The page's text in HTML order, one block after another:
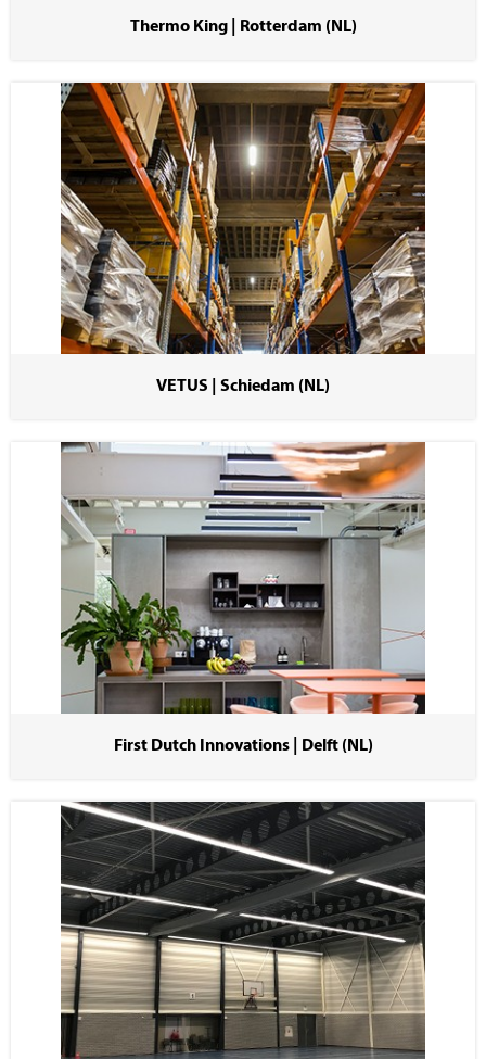
Thermo King | Rotterdam (NL)
VETUS | Schiedam (NL)
First Dutch Innovations | Delft (NL)